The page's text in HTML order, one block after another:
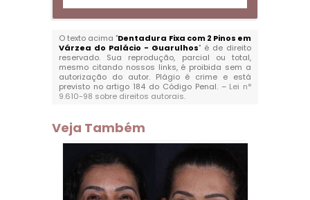
O texto acima "Dentadura Fixa com 2 Pinos em
Várzea do Palácio - Guarulhos" é de direito
reservado. Sua reprodução, parcial ou total,
mesmo citando nossos links, é proibida sem a
autorização do autor. Plágio é crime e está
previsto no artigo 184 do Código Penal. – Lei n°
9.610-98 sobre direitos autorais.
Veja Também